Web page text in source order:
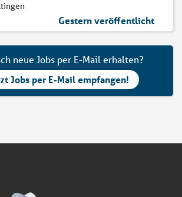
Gestern veröffentlicht
neue Jobs per E-Mail erhalten?
Jobs per E-Mail empfangen!